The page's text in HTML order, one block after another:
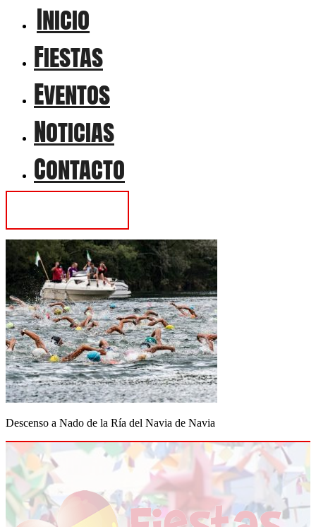
Inicio
Fiestas
Eventos
Noticias
Contacto
Descenso a Nado de la Ría del Navia de Navia